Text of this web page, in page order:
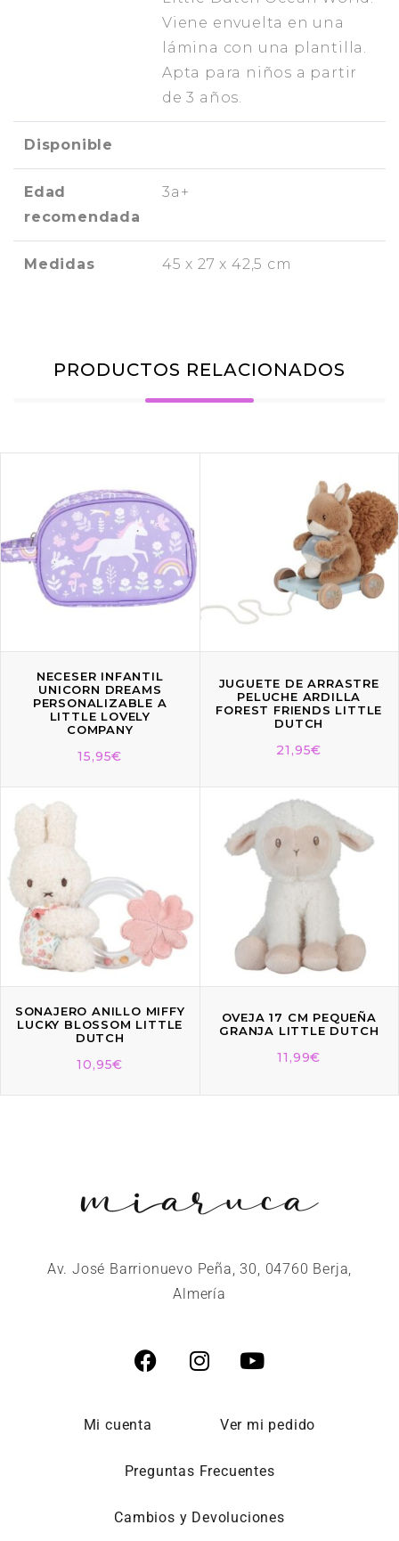
Viene envuelta en una
lámina con una plantilla.
Apta para niños a partir
de 3 años.
Disponible
Edad
recomendada
3a+
Medidas 45 x 27 x 42,5 cm
PRODUCTOS RELACIONADOS
NECESER INFANTIL
UNICORN DREAMS
PERSONALIZABLE A
LITTLE LOVELY
COMPANY
15,95€
JUGUETE DE ARRASTRE
PELUCHE ARDILLA
FOREST FRIENDS LITTLE
DUTCH
21,95€
SONAJERO ANILLO MIFFY
LUCKY BLOSSOM LITTLE
DUTCH
10,95€
OVEJA 17 CM PEQUEÑA
GRANJA LITTLE DUTCH
11,99€
Av. José Barrionuevo Peña, 30, 04760 Berja,
Almería
Mi cuenta Ver mi pedido
Preguntas Frecuentes
Cambios y Devoluciones